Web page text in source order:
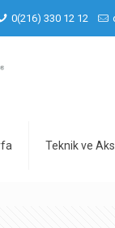
0(216) 330 12 12
Teknik ve